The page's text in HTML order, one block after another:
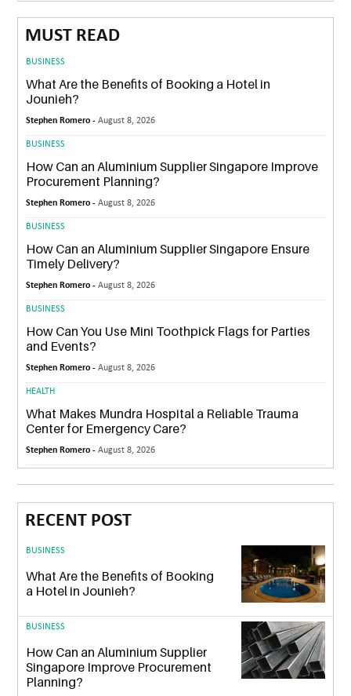
MUST READ
BUSINESS
What Are the Benefits of Booking a Hotel in
Jounieh?
Stephen Romero -August 8, 2026
BUSINESS
How Can an Aluminium Supplier Singapore Improve
Procurement Planning?
Stephen Romero -August 8, 2026
BUSINESS
How Can an Aluminium Supplier Singapore Ensure
Timely Delivery?
Stephen Romero -August 8, 2026
BUSINESS
How Can You Use Mini Toothpick Flags for Parties
and Events?
Stephen Romero -August 8, 2026
HEALTH
What Makes Mundra Hospital a Reliable Trauma
Center for Emergency Care?
Stephen Romero -August 8, 2026
RECENT POST
BUSINESS
What Are the Benefits of Booking
a Hotel in Jounieh?
BUSINESS
How Can an Aluminium Supplier
Singapore Improve Procurement
Planning?